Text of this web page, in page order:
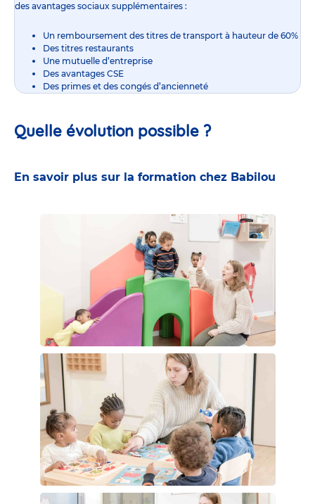
des avantages sociaux supplémentaires :
Un remboursement des titres de transport à hauteur de 60%
Des titres restaurants
Une mutuelle d’entreprise
Des avantages CSE
Des primes et des congés d’ancienneté
Quelle évolution possible ?
En savoir plus sur la formation chez Babilou